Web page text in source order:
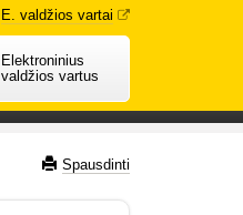
E. valdžios vartai
Elektroninius
valdžios vartus
Spausdinti